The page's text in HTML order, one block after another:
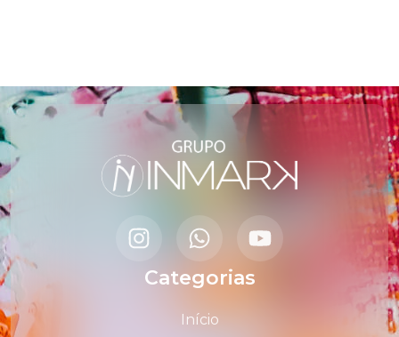
Categorias
Início